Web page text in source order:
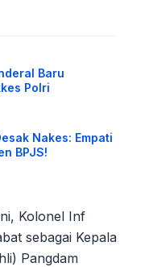
Baru
Polri
Nakes: Empati
BPJS!
Kolonel Inf
sebagai Kepala
Pangdam